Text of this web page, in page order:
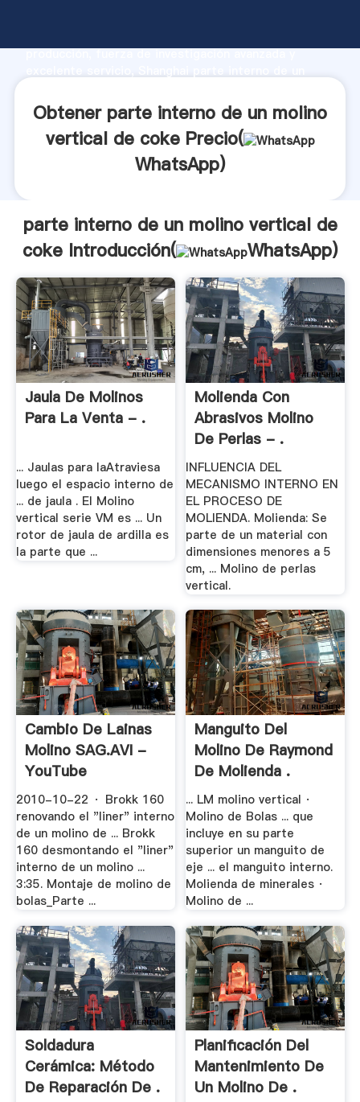
producción, fuerza de investigación avanzada y
aporta valores a todos los clientes.
Obtener parte interno de un molino
vertical de coke Precio(
WhatsApp)
parte interno de un molino vertical de
coke Introducción(
WhatsApp)
Jaula De Molinos
Para La Venta - .
... Jaulas para laAtraviesa
luego el espacio interno de
... de jaula . El Molino
vertical serie VM es ... Un
rotor de jaula de ardilla es
la parte que ...
Molienda Con
Abrasivos Molino
De Perlas - .
INFLUENCIA DEL
MECANISMO INTERNO EN
EL PROCESO DE
MOLIENDA. Molienda: Se
parte de un material con
dimensiones menores a 5
cm, ... Molino de perlas
vertical.
Cambio De Lainas
Molino SAG.AVI -
YouTube
2010-10-22 · Brokk 160
renovando el "liner" interno
de un molino de ... Brokk
160 desmontando el "liner"
interno de un molino ...
3:35. Montaje de molino de
bolas_Parte ...
Manguito Del
Molino De Raymond
De Molienda .
... LM molino vertical ·
Molino de Bolas ... que
incluye en su parte
superior un manguito de
eje ... el manguito interno.
Molienda de minerales ·
Molino de ...
Soldadura
Cerámica: Método
De Reparación De .
Planificación Del
Mantenimiento De
Un Molino De .